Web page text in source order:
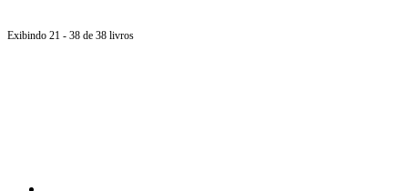
Exibindo 21 - 38 de 38 livros